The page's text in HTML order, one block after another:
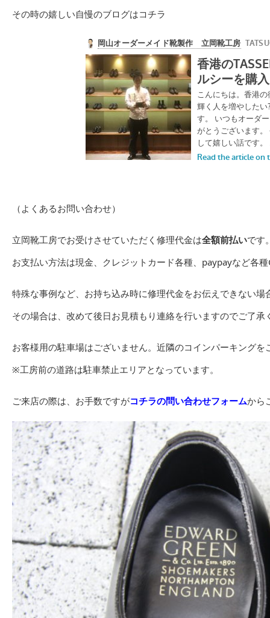
その時の嬉しい自慢のブログはコチラ
（よくあるお問い合わせ）
立岡靴工房でお受けさせていただく修理代金は全額前払いです
お支払い方法は現金、クレジットカード各種、paypayなど各
特殊な事例など、お持ち込み時に修理代金をお伝えできない場
その場合は、改めて後日お見積もり連絡を行いますのでご了承
お客様用の駐車場はございません。近隣のコインパーキングを
※工房前の道路は駐車禁止エリアとなっています。
ご来店の際は、お手数ですがコチラの問い合わせフォームから